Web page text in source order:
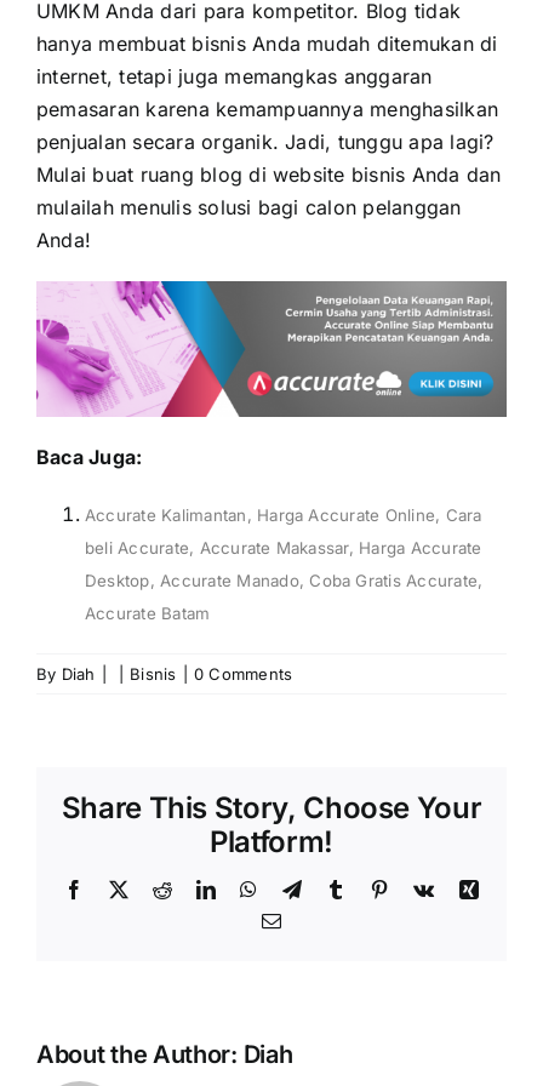
UMKM Anda dari para kompetitor. Blog tidak
hanya membuat bisnis Anda mudah ditemukan di
internet, tetapi juga memangkas anggaran
pemasaran karena kemampuannya menghasilkan
penjualan secara organik. Jadi, tunggu apa lagi?
Mulai buat ruang blog di website bisnis Anda dan
mulailah menulis solusi bagi calon pelanggan
Anda!
Baca Juga:
Accurate Kalimantan, Harga Accurate Online, Cara
beli Accurate, Accurate Makassar, Harga Accurate
Desktop,Accurate Manado, Coba Gratis Accurate,
Accurate Batam
By Diah Bisnis 0 Comments
Share This Story, Choose Your
Platform!
Facebook
X RedditLinkedInWhatsApp
TelegramTumblr Pinterest
Vk
Xing
Email
About the Author: Diah